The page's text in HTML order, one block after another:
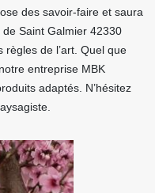
des savoir-faire et saura
Saint Galmier 42330
de l’art. Quel que
entreprise MBK
adaptés. N’hésitez